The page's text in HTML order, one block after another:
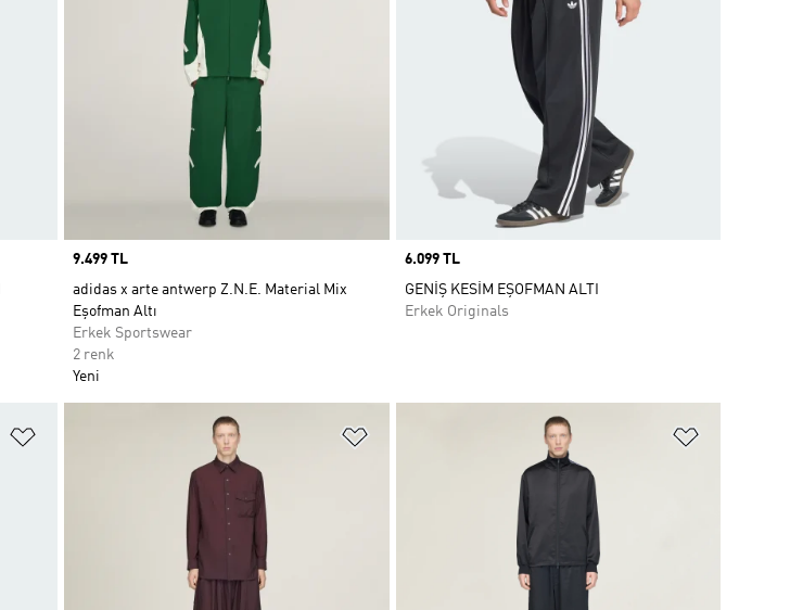
Price
9.499 TL
adidas x arte antwerp Z.N.E. Material Mix
Eşofman Altı
Erkek Sportswear
2 renk
Yeni
Price
6.099 TL
GENİŞ KESİM EŞOFMAN ALTI
Erkek Originals